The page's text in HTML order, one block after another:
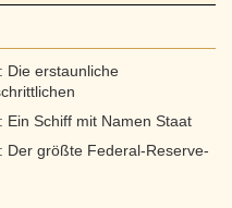
Die erstaunliche
Ein Schiff mit Namen Staat
Der größte Federal-Reserve-